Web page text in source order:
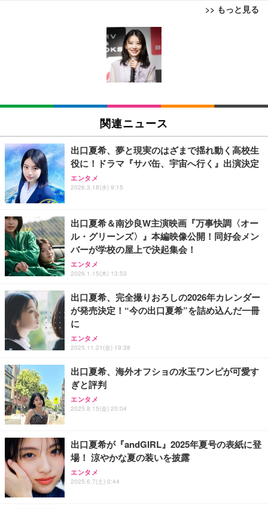
>> もっと見る
EIZO ビジネス向けプレミアムモニター | FlexScan
EV3240X-WT | 31.5型4K UHD・USB Type-C・ホワ
￥105,595
EIZO ビジネス向けプレミアムモニター | FlexScan
【純正品】27"ゲーミングモニター DualSense 充電
フック付き（CFI-ZDM1J）
【整備済み品】Dell E2724HS 27インチ 液晶モニタ
ー フルHD（1920×1080）VA 非光沢 HDMI/DisplayP
ort/VGA スピーカー内蔵 高さ調整 スイベル VESA対
応 ComfortView ビジネス向け
【MiniLED/24.5inch/280Hz/FHD】GRAPHT THE S
HOOTER Gaming Monitor 24” Essential ゲーミン
グモニター QD 24.5インチ 1ms FHD 量子ドット 残
像低減 (3年保証 | 輝点保証 | 日本メーカー)
￥34,980
【整備済み品】ノートパソコン 富士通 LIEFBOOK
U9311X/F 13.3型 第11世代 Core i5-1145G7/Window
s11 Pro/MS Office 2021搭載/Webカメラ/Wifi・Blue
tooth・HDMI・Type-C/360度回転対応/有線静音マウ
ス付属/180日保証(タッチスクリーン/メモリ16GB,S
【整備済み品】中古 ノートパソコン 富士通 A5511/
Office 2021 Pro 付属/Webカメラ/DVD/豊富な接続端
子 (HDMI, VGA, USB 3.0)/ 有線静音マウス付属/ 180
日保証（メモリ 8GB,SSD256GB）
【整備済み品】中古 ノートパソコン 富士通 A5511/
15.6型/ 第11世代 Core i3-1125G4// Win11 Pro/MS
Office 2021 Pro 付属/Webカメラ/DVD/豊富な接続端
日保証（メモリ 16GB,SSD512GB）
【整備済み品】ノートパソコン 富士通 LIEFBOOK
U9311X/F 13.3型 第11世代 Core i5-1145G7/Window
s11 Pro/MS Office 2021搭載/Webカメラ/Wifi・Blue
tooth・HDMI・Type-C/360度回転対応/有線静音マウ
D256GB)
VETESAノートパソコン Corei7 15.6インチ IPS液
晶/1920×1080FHD Office2024搭載 Win11 Pro ノー
トPC 16GB メモリ SSD 256GB WEBカメラ付き 軽
量薄型 laptop WIFI5/BT5.0/指紋認証機能/テンキー/
習用 ピンク
￥59,980
【リチャージWiFi】バッテリーレス 日本100GB+世
界3GB 365日 ポケット WiFi ギガ付 海外利用可能
【TD12-100GB/365日】
【限定10GB増量モデル】国内メーカー直営 ポケッ
内ギガ付) ギガ割引クーポン毎月付与 端末買い切り
契約・クレカ不要 利用分だけ都度チャージ 充電不要
バッテリーレス 海外利用可能 ([X200]100GB/365日)
【ecoco】 1年間 100GB 充電式 リチャージ 型 ポケ
ット Wi-Fi 契約不要 月額費用なし 【紛失・水濡れ・
落下も1年間交換保証】 工事不要 長時間利用 ギガ
【リチャージWiFi】超ロングバッテリー 100GB 365
日 ギガ付き ポケット WiFi モバイルルーター 契約返
却無し 月額費用無し 簡単ギガチャージ リチャージ
電源ONで即時使える SE Pro 液晶画面付き バッテ
【リチャージWiFi】バッテリー35時間 100GB 365日
ギガ付 ポケット WiFi 海外利用可能【SEProBK-100
GB/365日】
￥10,980
関連ニュース
出口夏希、夢と現実のはざまで揺れ動く高校生
役に！ドラマ『サバ缶、宇宙へ行く』出演決定
エンタメ
2026.3.18(水) 9:15
出口夏希＆南沙良W主演映画『万事快調〈オー
ル・グリーンズ〉』本編映像公開！同好会メン
バーが学校の屋上で決起集会！
エンタメ
2026.1.15(木) 13:53
出口夏希、完全撮りおろしの2026年カレンダー
が発売決定！“今の出口夏希”を詰め込んだ一冊
に
エンタメ
2025.11.21(金) 19:38
出口夏希、海外オフショの水玉ワンピが可愛す
ぎと評判
エンタメ
2025.8.15(金) 20:04
出口夏希が『andGIRL』2025年夏号の表紙に登
場！ 涼やかな夏の装いを披露
エンタメ
2025.6.7(土) 0:44